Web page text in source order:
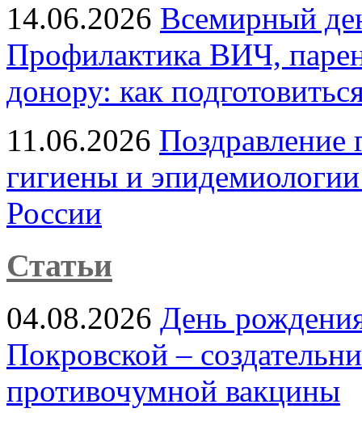
14.06.2026 Всемирный
Профилактика ВИЧ,
донору: как
11.06.2026 Поздравление
гигиены и
России
Статьи
04.08.2026 День
Покровской –
противочумной вакцины